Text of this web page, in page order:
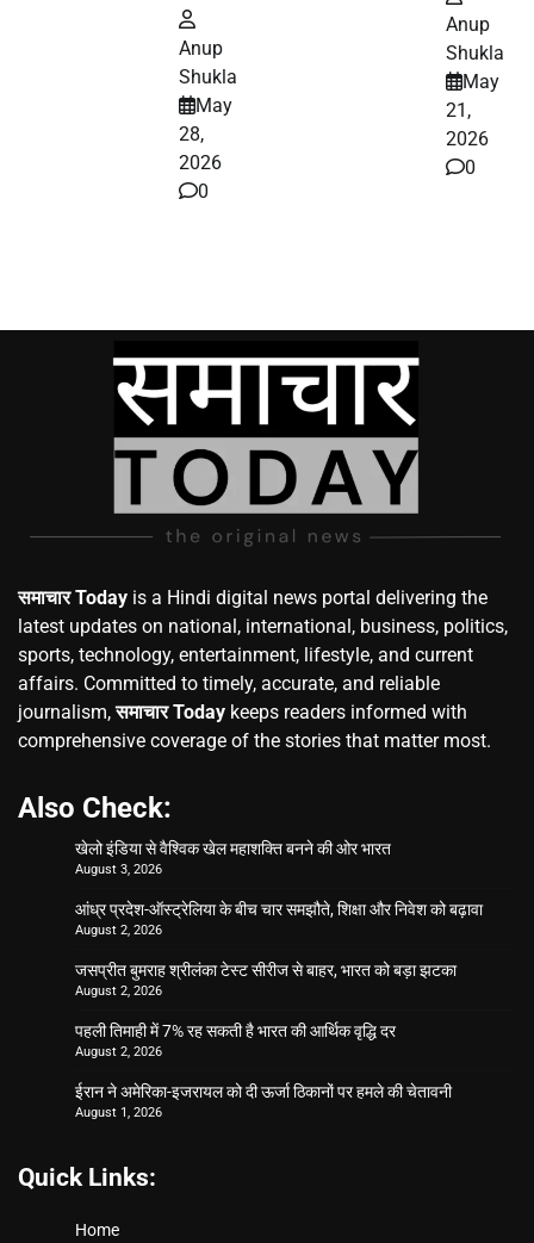
पर हुईं वायरल
Anup
Shukla
May
28,
2026
0
Anup
Shukla
May
21,
2026
0
समाचार Today is a Hindi digital news portal delivering the
latest updates on national, international, business, politics,
sports, technology, entertainment, lifestyle, and current
affairs. Committed to timely, accurate, and reliable
journalism,समाचार Today keeps readers informed with
comprehensive coverage of the stories that matter most.
Also Check:
खेलो इंडिया से वैश्विक खेल महाशक्ति बनने की ओर भारत
August 3, 2026
आंध्र प्रदेश-ऑस्ट्रेलिया के बीच चार समझौते, शिक्षा और निवेश को बढ़ावा
August 2, 2026
जसप्रीत बुमराह श्रीलंका टेस्ट सीरीज से बाहर, भारत को बड़ा झटका
August 2, 2026
पहली तिमाही में 7% रह सकती है भारत की आर्थिक वृद्धि दर
August 2, 2026
ईरान ने अमेरिका-इजरायल को दी ऊर्जा ठिकानों पर हमले की चेतावनी
August 1, 2026
Quick Links:
Home